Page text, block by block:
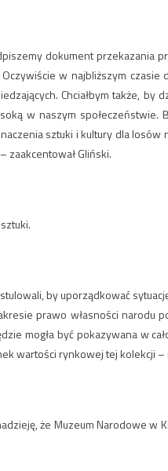
dokument przekazania
w najbliższym czasie
Chciałbym także,
w naszym społeczeństwie.
sztuki i kultury dla losów
zaakcentował Gliński.
by uporządkować
prawo własności narodu
mogła być pokazywana w
wartości rynkowej tej kolekcji –
że Muzeum Narodowe